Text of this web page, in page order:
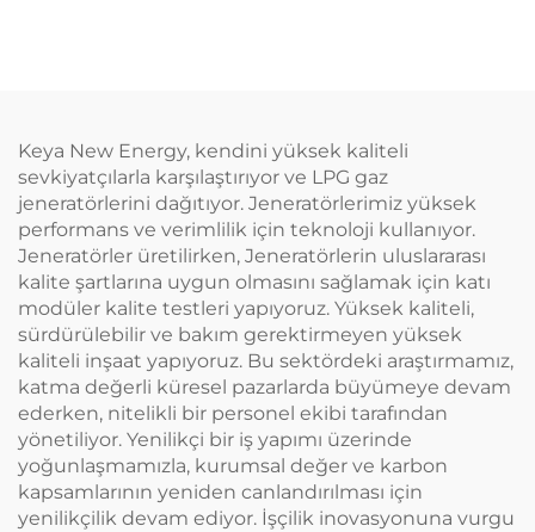
Keya New Energy, kendini yüksek kaliteli
sevkiyatçılarla karşılaştırıyor ve LPG gaz
jeneratörlerini dağıtıyor. Jeneratörlerimiz yüksek
performans ve verimlilik için teknoloji kullanıyor.
Jeneratörler üretilirken, Jeneratörlerin uluslararası
kalite şartlarına uygun olmasını sağlamak için katı
modüler kalite testleri yapıyoruz. Yüksek kaliteli,
sürdürülebilir ve bakım gerektirmeyen yüksek
kaliteli inşaat yapıyoruz. Bu sektördeki araştırmamız,
katma değerli küresel pazarlarda büyümeye devam
ederken, nitelikli bir personel ekibi tarafından
yönetiliyor. Yenilikçi bir iş yapımı üzerinde
yoğunlaşmamızla, kurumsal değer ve karbon
kapsamlarının yeniden canlandırılması için
yenilikçilik devam ediyor. İşçilik inovasyonuna vurgu